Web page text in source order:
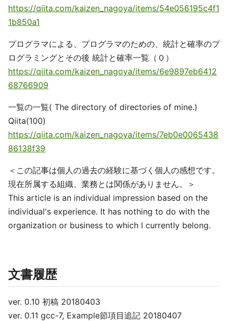
https://qiita.com/kaizen_nagoya/items/54e056195c4f1
1b850a1
プログラマによる、プログラマのための、統計と確率のプ
ログラミングとその後 統計と確率一覧（０）
https://qiita.com/kaizen_nagoya/items/6e9897eb6412
68766909
一覧の一覧( The directory of directories of mine.)
Qiita(100)
https://qiita.com/kaizen_nagoya/items/7eb0e0065438
86138f39
＜この記事は個人の過去の経験に基づく個人の感想です。
現在所属する組織、業務とは関係がありません。＞
This article is an individual impression based on the
individual's experience. It has nothing to do with the
organization or business to which I currently belong.
文書履歴
ver. 0.10 初稿 20180403
ver. 0.11 gcc-7, Example節項目追記 20180407